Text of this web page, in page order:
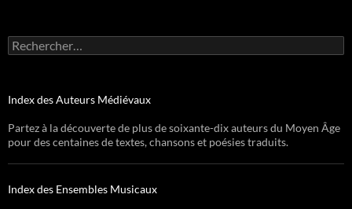
Rechercher :
Index des Auteurs Médiévaux
Partez à la découverte de plus de soixante-dix auteurs du Moyen Âge
pour des centaines de textes, chansons et poésies traduits.
Index des Ensembles Musicaux